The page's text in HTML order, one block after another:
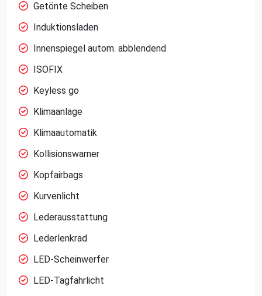
Getönte Scheiben
Induktionsladen
Innenspiegel autom. abblendend
ISOFIX
Keyless go
Klimaanlage
Klimaautomatik
Kollisionswarner
Kopfairbags
Kurvenlicht
Lederausstattung
Lederlenkrad
LED-Scheinwerfer
LED-Tagfahrlicht